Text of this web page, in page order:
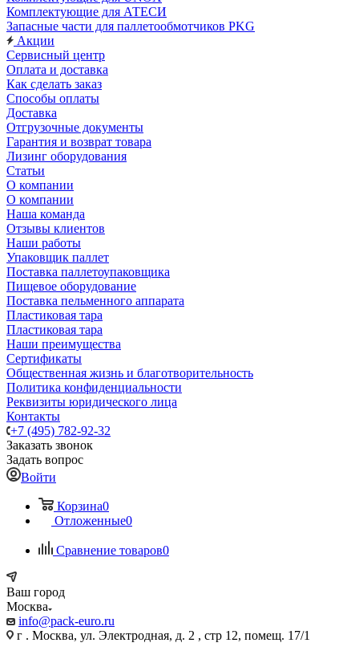
Комплектующие для АТЕСИ
Запасные части для паллетообмотчиков PKG
Акции
Сервисный центр
Оплата и доставка
Как сделать заказ
Способы оплаты
Доставка
Отгрузочные документы
Гарантия и возврат товара
Лизинг оборудования
Статьи
О компании
О компании
Наша команда
Отзывы клиентов
Наши работы
Упаковщик паллет
Поставка паллетоупаковщика
Пищевое оборудование
Поставка пельменного аппарата
Пластиковая тара
Пластиковая тара
Наши преимущества
Сертификаты
Общественная жизнь и благотворительность
Политика конфиденциальности
Реквизиты юридического лица
Контакты
+7 (495) 782-92-32
Заказать звонок
Задать вопрос
Войти
Корзина0
Отложенные0
Сравнение товаров0
Ваш город
Москва
info@pack-euro.ru
г . Москва, ул. Электродная, д. 2 , стр 12, помещ. 17/1